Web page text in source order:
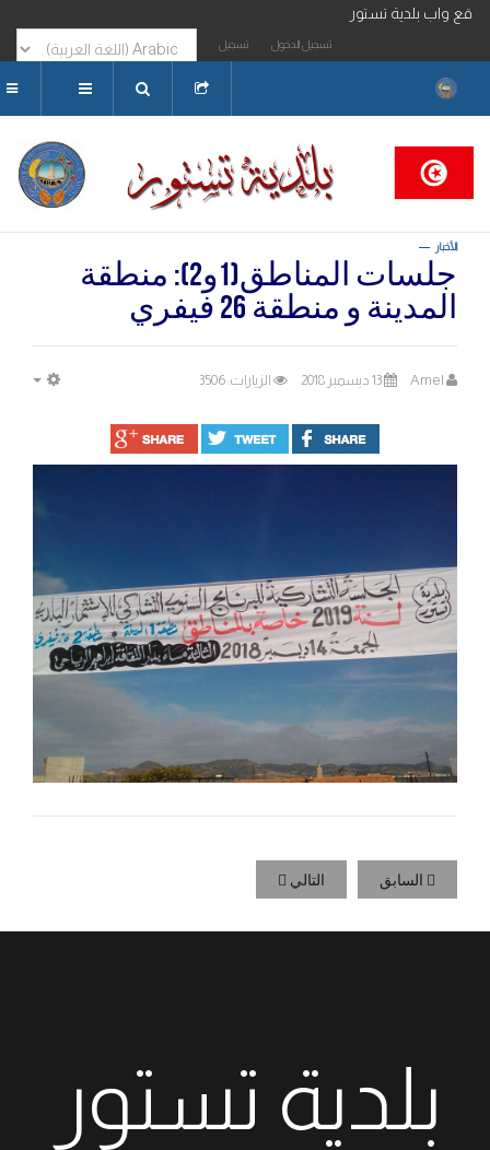
بكم بموقع واب بلدية تستور
تسجيل الدخول تسجيل
البحث...
الأخبار
جلسات المناطق(1و2): منطقة
المدينة و منطقة 26 فيفري
Amel 13 ديسمبر 2018 الزيارات: 3506
السابق التالي
بلدية تستور